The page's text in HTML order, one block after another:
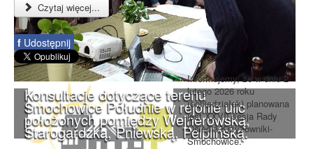
Konsultacje dotyczące terenu
Smochowice Południe w rejonie ulic
położonych pomiędzy Wejherowską,
Starogardzką, Pniewską, Pelplińską.
Czytaj więcej...
f Udostępnij
Informujemy, że w dniu 2
lutego 2026 roku
(poniedziałek) planowana
jest XXVII sesja Rady
Osiedla Krzyżowniki-
Smochowice.